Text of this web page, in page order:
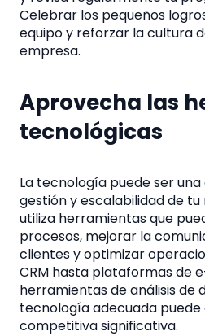
Celebrar los pequeños
equipo y reforzar la cultura
empresa.
Aprovecha las
tecnológicas
La tecnología puede ser
gestión y escalabilidad de tu
utiliza herramientas que
procesos, mejorar la
clientes y optimizar
CRM hasta plataformas de
herramientas de análisis de
tecnología adecuada
competitiva significativa.